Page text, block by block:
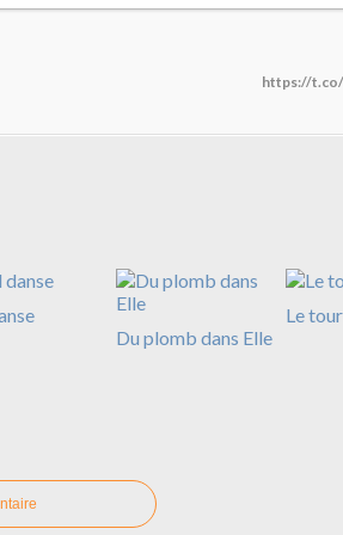
https://
Du plomb dans Elle
Le